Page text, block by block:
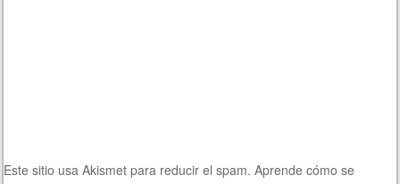
Este sitio usa Akismet para reducir el spam.Aprende cómo se